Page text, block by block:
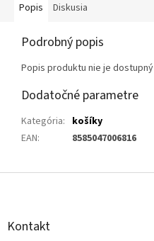
Popis Diskusia
Podrobný popis
Popis produktu nie je dostupný
Dodatočné parametre
Kategória: košíky
EAN: 8585047006816
Z
Kontakt